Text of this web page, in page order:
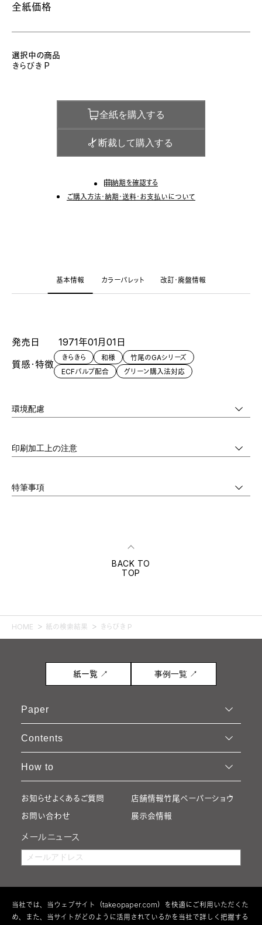
全紙価格
選択中の商品
きらびき P
全紙を購入する
断裁して購入する
納期を確認する
ご購入方法・納期・送料・お支払いについて
基本情報 カラーパレット 改訂・廃盤情報
発売日
1971年01月01日
質感・特徴
きらきら 和様
竹尾のGAシリーズ
ECFパルプ配合
グリーン購入法対応
環境配慮
印刷加工上の注意
特筆事項
BACK TO
TOP
HOME 紙の検索結果 きらびき P
紙一覧 ↗ 事例一覧 ↗
Paper
Contents
How to
お知らせよくあるご質問
お問い合わせ
店舗情報竹尾ペーパーショウ
展示会情報
メールニュース
当社では、当ウェブサイト（takeopaper.com）を快適にご利用いただくた
め、また、当サイトがどのように活用されているかを当社で詳しく把握する